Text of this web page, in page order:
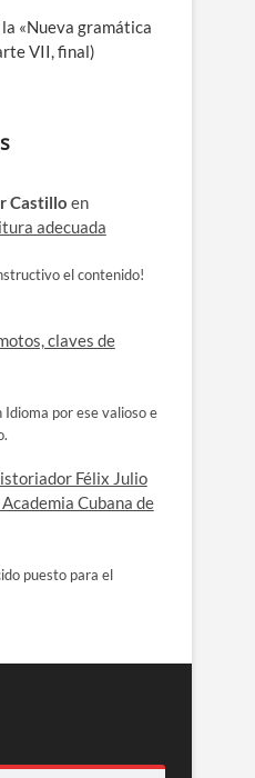
la «Nueva gramática
VII, final)
Castillo en
adecuada
el contenido!
claves de
Idioma por ese valioso e
Félix Julio
Cubana de
puesto para el